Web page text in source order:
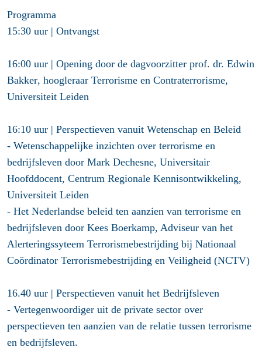
Programma
15:30 uur | Ontvangst
16:00 uur | Opening door de dagvoorzitter prof. dr. Edwin
Bakker, hoogleraar Terrorisme en Contraterrorisme,
Universiteit Leiden
16:10 uur | Perspectieven vanuit Wetenschap en Beleid
- Wetenschappelijke inzichten over terrorisme en
bedrijfsleven door Mark Dechesne, Universitair
Hoofddocent, Centrum Regionale Kennisontwikkeling,
Universiteit Leiden
- Het Nederlandse beleid ten aanzien van terrorisme en
bedrijfsleven door Kees Boerkamp, Adviseur van het
Alerteringssyteem Terrorismebestrijding bij Nationaal
Coördinator Terrorismebestrijding en Veiligheid (NCTV)
16.40 uur | Perspectieven vanuit het Bedrijfsleven
- Vertegenwoordiger uit de private sector over
perspectieven ten aanzien van de relatie tussen terrorisme
en bedrijfsleven.